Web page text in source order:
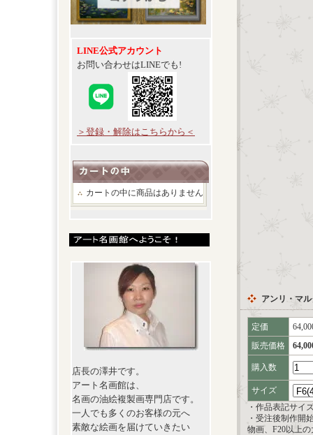
LINE公式アカウント
お問い合わせはLINEでも!
＞登録・解除はこちらから＜
カートの中に商品はありません
店長の澤井です。
アート名画館は、
名画の油絵複製画専門店です。
一人でも多くのお客様の元へ
素敵な絵画を届けていきたい
アンリ・マ
定価
販売価格
購入数
サイズ
・作品表記サイ
・受注後制作開
物画、F20以上